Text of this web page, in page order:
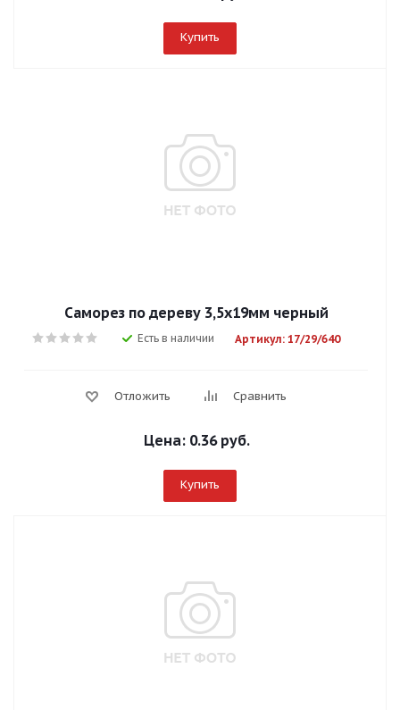
Купить
Саморез по дереву 3,5х19мм черный
Есть в наличии Артикул: 17/29/640
Отложить Сравнить
Цена: 0.36 руб.
Купить